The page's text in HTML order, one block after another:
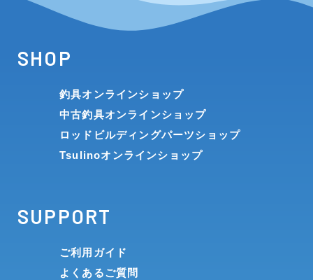
SHOP
釣具オンラインショップ
中古釣具オンラインショップ
ロッドビルディングパーツショップ
Tsulinoオンラインショップ
SUPPORT
ご利用ガイド
よくあるご質問